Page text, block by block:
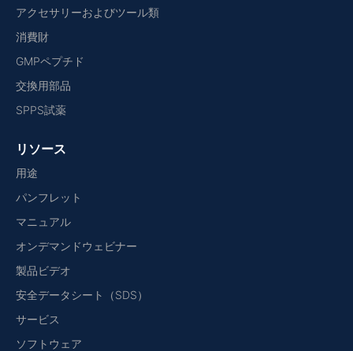
アクセサリーおよびツール類
消費財
GMPペプチド
交換用部品
SPPS試薬
リソース
用途
パンフレット
マニュアル
オンデマンドウェビナー
製品ビデオ
安全データシート（SDS）
サービス
ソフトウェア